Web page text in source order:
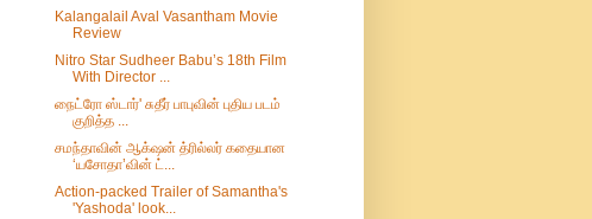
Kalangalail Aval Vasantham Movie
Review
Nitro Star Sudheer Babu’s 18th Film
With Director ...
நைட்ரோ ஸ்டார்' சுதீர் பாபுவின் புதிய படம்
குறித்த ...
சமந்தாவின் ஆக்‌ஷன் த்ரில்லர் கதையான
‘யசோதா’வின் ட்...
Action-packed Trailer of Samantha's
'Yashoda' look...